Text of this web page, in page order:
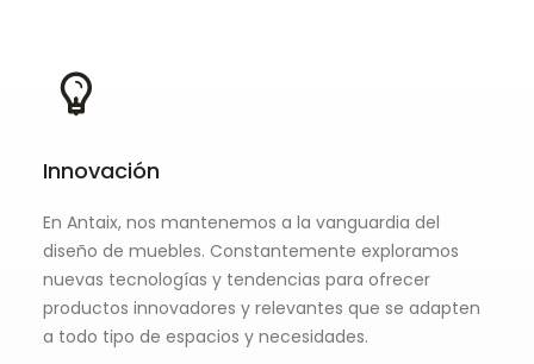
Innovación
En Antaix, nos mantenemos a la vanguardia del
diseño de muebles. Constantemente exploramos
nuevas tecnologías y tendencias para ofrecer
productos innovadores y relevantes que se adapten
a todo tipo de espacios y necesidades.